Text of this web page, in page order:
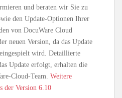
und beraten wir Sie zu
den Update-Optionen Ihrer
von DocuWare Cloud
neuen Version, da das Update
wird. Detaillierte
Update erfolgt, erhalten die
Cloud-Team. Weitere
der Version 6.10